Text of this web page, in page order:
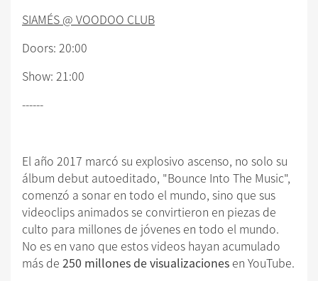
SIAMÉS @ VOODOO CLUB
Doors: 20:00
Show: 21:00
------
El año 2017 marcó su explosivo ascenso, no solo su
álbum debut autoeditado, "Bounce Into The Music",
comenzó a sonar en todo el mundo, sino que sus
videoclips animados se convirtieron en piezas de
culto para millones de jóvenes en todo el mundo.
No es en vano que estos videos hayan acumulado
más de 250 millones de visualizaciones en YouTube.